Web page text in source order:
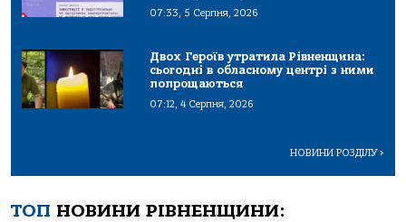
07:33, 5 Серпня, 2026
Двох Героїв утратила Рівненщина:
сьогодні в обласному центрі з ними
попрощаються
07:12, 4 Серпня, 2026
НОВИНИ РОЗДІЛУ>
ТОП НОВИНИ РІВНЕНЩИНИ: